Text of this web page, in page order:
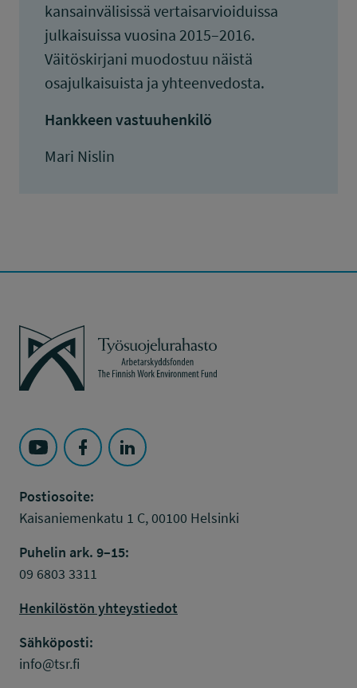
kansainvälisissä vertaisarvioiduissa
julkaisuissa vuosina 2015–2016.
Väitöskirjani muodostuu näistä
osajulkaisuista ja yhteenvedosta.
Hankkeen vastuuhenkilö
Mari Nislin
Työsuojelurahasto
Seuraa Työsuojelurahasto kohteessa: YouTube
Seuraa Työsuojelurahasto kohteessa:
Seuraa Työsuojelurahasto kohteessa:
Postiosoite:
Kaisaniemenkatu 1 C, 00100 Helsinki
Puhelin ark. 9–15:
09 6803 3311
Henkilöstön yhteystiedot
Sähköposti:
info@tsr.fi